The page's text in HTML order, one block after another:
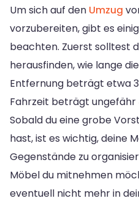
Um sich auf den Umzug
vorzubereiten, gibt es
beachten. Zuerst solltest
herausfinden, wie lange
Entfernung beträgt etwa
Fahrzeit beträgt ungefähr
Sobald du eine grobe
hast, ist es wichtig, deine
Gegenstände zu
Möbel du mitnehmen
eventuell nicht mehr in